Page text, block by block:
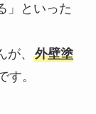
」といった
、 外壁塗
す。